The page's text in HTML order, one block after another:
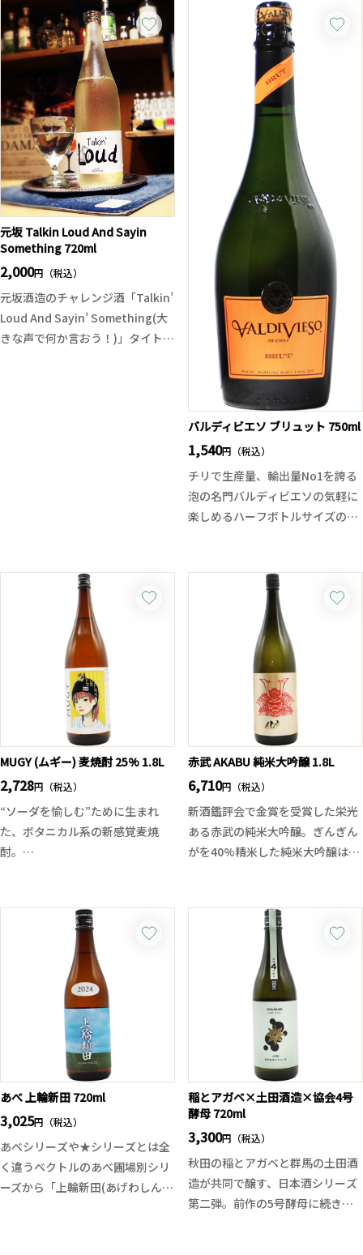
元坂 Talkin Loud And Sayin
Something 720ml
2,000円（税込）
元坂酒造のチャレンジ酒「Talkin’
Loud And Sayin’ Something(大
きな声で何か言おう！)」タイトル
に冷やしてサッパリと楽しめる味
ちなみにお酒の名前である
「Talkin’ Loud And Sayin’
Something(大きな声で何か言お
う！)」はイギリスのアシッドジャ
ズ「インコグニート」のTalkin’
Loudにある歌詞。元ネタはジェー
ムズ・ブラウンとボビー・ブラウ
ンの名曲「Talkin' Loud And
Sayin' Nothing(大きな声で意味
ない事を言おう！)」から。ちなみ
にこの曲はHIPHOPなど様々な楽
ングされた事になるのかも？
バルディビエソ ブリュット 750ml
1,540円（税込）
チリで生産量、輸出量No1を誇る
泡の名門バルディビエソの気軽に
楽しめるハーフボトルサイズのス
花のアロマ、キリッとした酸が魅
力の辛口スパークリングワインで
す！ 低価格ながら上質な味わい。
ふくよかな質感が特徴的で、心地
よい泡が立ち上がります。
MUGY (ムギー) 麦焼酎 25% 1.8L
2,728円（税込）
“ソーダを愉しむ”ために生まれ
た、ボタニカル系の新感覚麦焼
酎。
せ、軽やかな柑橘香と上質なミク
ソロジー感を演出。
黄色い花や野生の果実を思わせる
香りがふわりと広がり、ソーダ割
りで爽やかに、お茶割りでまろや
かに愉しめます。お肉料理やスパ
イス系の料理とも好相性で、食中
酒としても抜群です。
赤武 AKABU 純米大吟醸 1.8L
6,710円（税込）
新酒鑑評会で金賞を受賞した栄光
ある赤武の純米大吟醸。ぎんぎん
がを40%精米した純米大吟醸は品
そして綺麗な後味と食とも合わせ
やすい酒質に仕上がっています。
盛岡の極寒の時季にて超低温発酵
によりゆっくりと醸したことによ
り、素晴らしい味わいに仕上がっ
あべ 上輪新田 720ml
3,025円（税込）
あべシリーズや★シリーズとは全
く違うベクトルのあべ圃場別シリ
ーズから「上輪新田(あげわしんで
稲とアガベ×土田酒造×協会4号
酵母 720ml
3,300円（税込）
秋田の稲とアガベと群馬の土田酒
造が共同で醸す、日本酒シリーズ
第二弾。前作の5号酵母に続き、